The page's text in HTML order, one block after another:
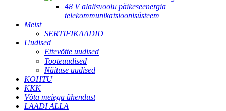
48 V alalisvoolu päikeseenergia
telekommunikatsioonisüsteem
Meist
SERTIFIKAADID
Uudised
Ettevõtte uudised
Tooteuudised
Näituse uudised
KOHTU
KKK
Võta meiega ühendust
LAADI ALLA